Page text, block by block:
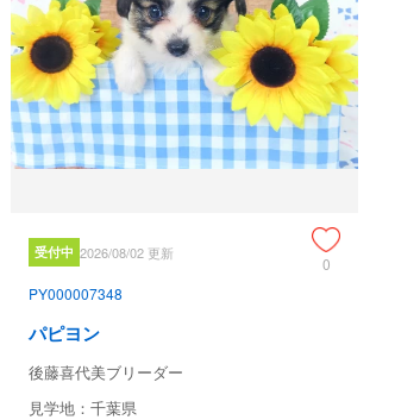
受付中 2026/08/02 更新
0
PY000007348
パピヨン
後藤喜代美ブリーダー
見学地：千葉県